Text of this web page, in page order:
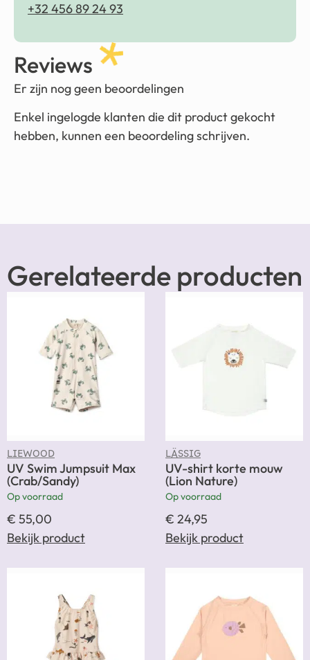
+32 456 89 24 93
Reviews
Er zijn nog geen beoordelingen
Enkel ingelogde klanten die dit product gekocht
hebben, kunnen een beoordeling schrijven.
Gerelateerde producten
LIEWOOD
UV Swim Jumpsuit Max
(Crab/Sandy)
Op voorraad
€ 55,00
Bekijk product
LÄSSIG
UV-shirt korte mouw
(Lion Nature)
Op voorraad
€ 24,95
Bekijk product